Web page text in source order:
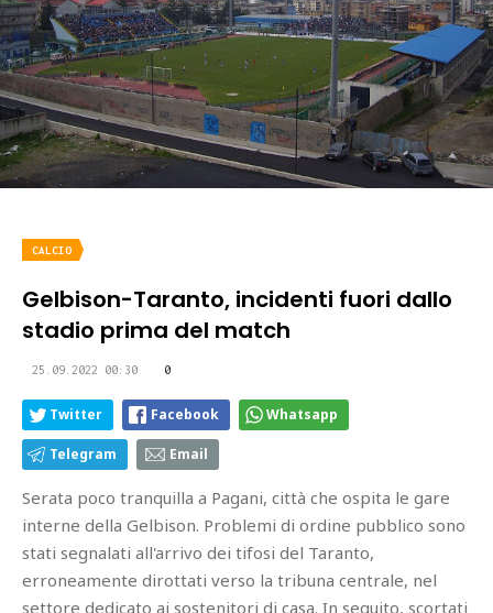
CALCIO
Gelbison-Taranto, incidenti fuori dallo
stadio prima del match
25.09.2022 00:30 0
Twitter Facebook Whatsapp
Telegram Email
Serata poco tranquilla a Pagani, città che ospita le gare
interne della Gelbison. Problemi di ordine pubblico sono
stati segnalati all'arrivo dei tifosi del Taranto,
erroneamente dirottati verso la tribuna centrale, nel
settore dedicato ai sostenitori di casa. In seguito, scortati